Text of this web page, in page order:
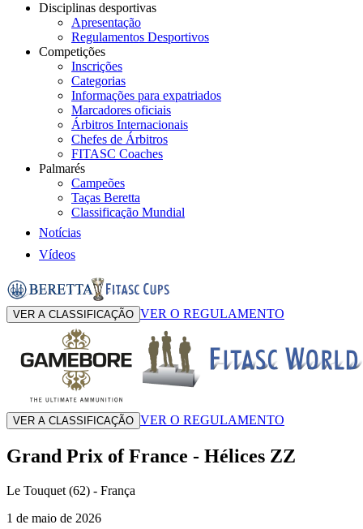
Disciplinas desportivas
Apresentação
Regulamentos Desportivos
Competições
Inscrições
Categorias
Informações para expatriados
Marcadores oficiais
Árbitros Internacionais
Chefes de Árbitros
FITASC Coaches
Palmarés
Campeões
Taças Beretta
Classificação Mundial
Notícias
Vídeos
VER A CLASSIFICAÇÃO VER O REGULAMENTO
VER A CLASSIFICAÇÃO VER O REGULAMENTO
Grand Prix of France - Hélices ZZ
Le Touquet (62) - França
1 de maio de 2026